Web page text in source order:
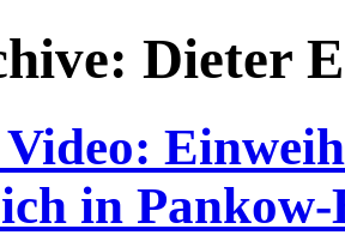
Dieter
in Pankow-